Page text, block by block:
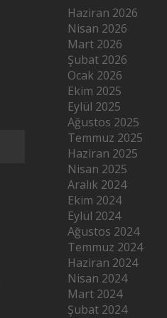
Haziran 2026
Nisan 2026
Mart 2026
Şubat 2026
Ocak 2026
Ekim 2025
Eylül 2025
Ağustos 2025
Temmuz 2025
Haziran 2025
Nisan 2025
Aralık 2024
Ekim 2024
Eylül 2024
Ağustos 2024
Temmuz 2024
Haziran 2024
Nisan 2024
Mart 2024
Şubat 2024